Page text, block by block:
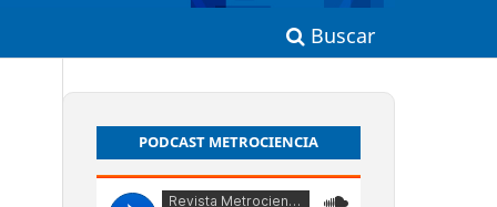
Buscar
PODCAST METROCIENCIA